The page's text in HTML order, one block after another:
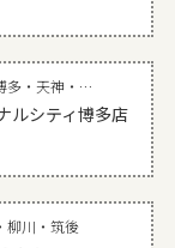
・宗像・太宰府
シティ博多店
柳川・筑後